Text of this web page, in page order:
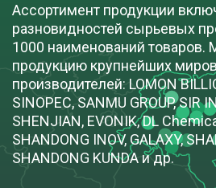
Ассортимент продукции
разновидностей сырьевых
1000 наименований товаров.
продукцию крупнейших
производителей: LOMON
SINOPEC, SANMU GROUP, SIR
SHENJIAN, EVONIK, DL
SHANDONG INOV, GALAXY,
SHANDONG KUNDA и др.